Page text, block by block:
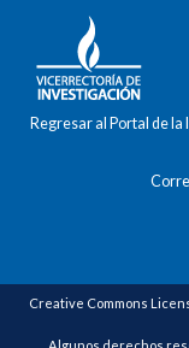
Regresar al Portal de la
Creative Commons